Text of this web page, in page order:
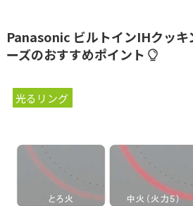
Panasonic ビルトインIHクッキ
ーズのおすすめポイント
光るリング